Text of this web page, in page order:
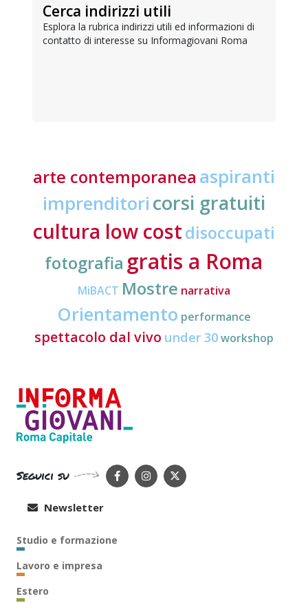
Cerca indirizzi utili
Esplora la rubrica indirizzi utili ed informazioni di
contatto di interesse su Informagiovani Roma
arte contemporanea aspiranti
imprenditori corsi gratuiti
cultura low costdisoccupati
fotografia gratis a Roma
MiBACT Mostre narrativa
Orientamento performance
spettacolo dal vivo under 30workshop
Seguici su
Newsletter
Studio e formazione
Lavoro e impresa
Estero